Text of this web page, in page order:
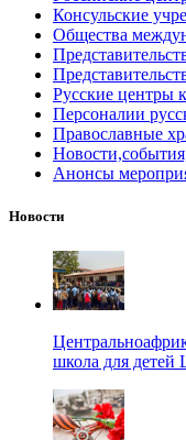
Консульские
Общества
Русские центры
Персоналии
Православные
Анонсы
Новости
школа для детей